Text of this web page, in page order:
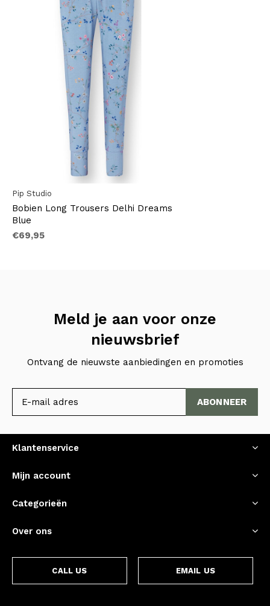
Pip Studio
Bobien Long Trousers Delhi Dreams
Blue
€69,95
Meld je aan voor onze
nieuwsbrief
Ontvang de nieuwste aanbiedingen en promoties
ABONNEER
Klantenservice
Mijn account
Categorieën
Over ons
CALL US EMAIL US